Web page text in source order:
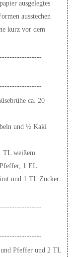
ausgelegtes
ausstechen
kurz vor dem
ca. 20
und ½ Kaki
TL weißem
1 EL
und 1 TL Zucker
Pfeffer und 2 TL